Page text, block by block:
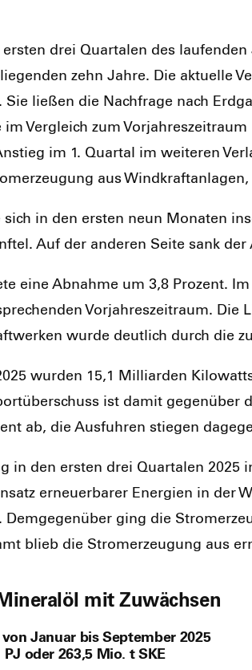
drei Quar­ta­len des
zehn Jah­re. Die aktu­el­le
lie­ßen die Nach­fra­ge nach
Ver­gleich zum
im 1. Quar­tal im wei­te­ren
aus
in den ers­ten neun Mona­ten
Auf der ande­ren Sei­te sank
eine Abnah­me um 3,8 Pro­zent.
Vor­jah­res­zeit­raum.
wur­de deut­lich durch die
wur­den 15,1 Mil­li­ar­den
ist damit
ab, die Aus­fuh­ren stie­gen
in den ers­ten drei Quar­ta­len
erneu­er­ba­rer Ener­gien in
ging die
blieb die Strom­erzeu­gung aus
mit Zuwächsen
Januar bis September 2025
oder 263,5 Mio. t SKE